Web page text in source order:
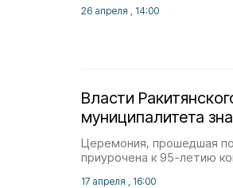
26 апреля , 14:00
Власти
муниципалитета
Церемония, прошедшая
приурочена к 95-летию
17 апреля , 16:00